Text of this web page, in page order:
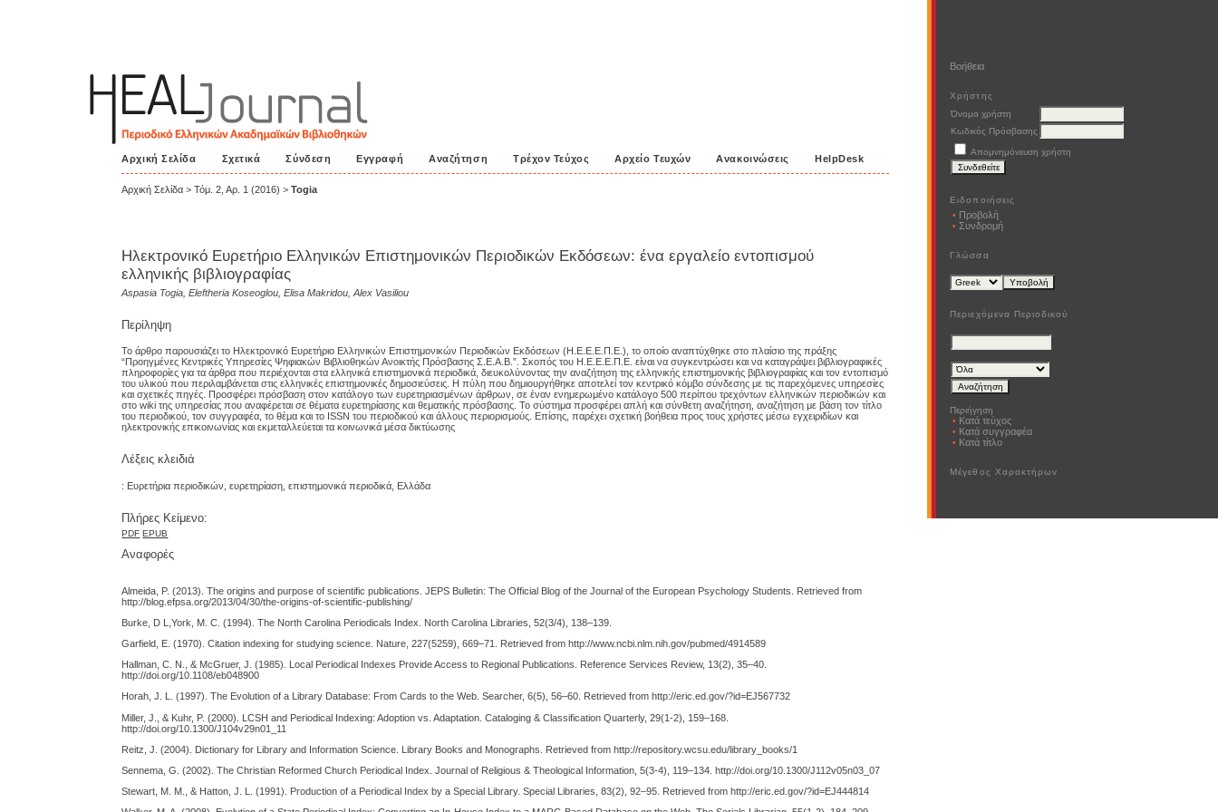
Βοήθεια
Χρήστης
Όνομα χρήστη
Κωδικός Πρόσβασης
Απομνημόνευση χρήστη
Ειδοποιήσεις
Προβολή
Συνδρομή
Γλώσσα
Περιεχόμενα Περιοδικού
Περιήγηση
Κατά τεύχος
Κατά συγγραφέα
Κατά τίτλο
Μέγεθος Χαρακτήρων
Αρχική Σελίδα Σχετικά Σύνδεση Εγγραφή Αναζήτηση Τρέχον Τεύχος Αρχείο Τευχών Ανακοινώσεις HelpDesk
Αρχική Σελίδα >Τόμ. 2, Αρ. 1 (2016) >Togia
Ηλεκτρονικό Ευρετήριο Ελληνικών Επιστημονικών Περιοδικών Εκδόσεων: ένα εργαλείο εντοπισμού
ελληνικής βιβλιογραφίας
Aspasia Togia, Eleftheria Koseoglou, Elisa Makridou, Alex Vasiliou
Περίληψη
Το άρθρο παρουσιάζει το Ηλεκτρονικό Ευρετήριο Ελληνικών Επιστημονικών Περιοδικών Εκδόσεων (Η.Ε.Ε.Ε.Π.Ε.), το οποίο αναπτύχθηκε στο πλαίσιο της πράξης
“Προηγμένες Κεντρικές Υπηρεσίες Ψηφιακών Βιβλιοθηκών Ανοικτής Πρόσβασης Σ.Ε.Α.Β.”. Σκοπός του Η.Ε.Ε.Ε.Π.Ε. είναι να συγκεντρώσει και να καταγράψει βιβλιογραφικές
πληροφορίες για τα άρθρα που περιέχονται στα ελληνικά επιστημονικά περιοδικά, διευκολύνοντας την αναζήτηση της ελληνικής επιστημονικής βιβλιογραφίας και τον εντοπισμό
του υλικού που περιλαμβάνεται στις ελληνικές επιστημονικές δημοσιεύσεις. Η πύλη που δημιουργήθηκε αποτελεί τον κεντρικό κόμβο σύνδεσης με τις παρεχόμενες υπηρεσίες
και σχετικές πηγές. Προσφέρει πρόσβαση στον κατάλογο των ευρετηριασμένων άρθρων, σε έναν ενημερωμένο κατάλογο 500 περίπου τρεχόντων ελληνικών περιοδικών και
στο wiki της υπηρεσίας που αναφέρεται σε θέματα ευρετηρίασης και θεματικής πρόσβασης. Το σύστημα προσφέρει απλή και σύνθετη αναζήτηση, αναζήτηση με βάση τον τίτλο
του περιοδικού, τον συγγραφέα, το θέμα και το ISSN του περιοδικού και άλλους περιορισμούς. Επίσης, παρέχει σχετική βοήθεια προς τους χρήστες μέσω εγχειριδίων και
ηλεκτρονικής επικοινωνίας και εκμεταλλεύεται τα κοινωνικά μέσα δικτύωσης
Λέξεις κλειδιά
: Ευρετήρια περιοδικών, ευρετηρίαση, επιστημονικά περιοδικά, Ελλάδα
Πλήρες Κείμενο:
PDF EPUB
Αναφορές
Almeida, P. (2013). The origins and purpose of scientific publications. JEPS Bulletin: The Official Blog of the Journal of the European Psychology Students. Retrieved from
http://blog.efpsa.org/2013/04/30/the-origins-of-scientific-publishing/
Burke, D L,York, M. C. (1994). The North Carolina Periodicals Index. North Carolina Libraries, 52(3/4), 138–139.
Garfield, E. (1970). Citation indexing for studying science. Nature, 227(5259), 669–71. Retrieved from http://www.ncbi.nlm.nih.gov/pubmed/4914589
Hallman, C. N., & McGruer, J. (1985). Local Periodical Indexes Provide Access to Regional Publications. Reference Services Review, 13(2), 35–40.
http://doi.org/10.1108/eb048900
Horah, J. L. (1997). The Evolution of a Library Database: From Cards to the Web. Searcher, 6(5), 56–60. Retrieved from http://eric.ed.gov/?id=EJ567732
Miller, J., & Kuhr, P. (2000). LCSH and Periodical Indexing: Adoption vs. Adaptation. Cataloging & Classification Quarterly, 29(1-2), 159–168.
http://doi.org/10.1300/J104v29n01_11
Reitz, J. (2004). Dictionary for Library and Information Science. Library Books and Monographs. Retrieved from http://repository.wcsu.edu/library_books/1
Sennema, G. (2002). The Christian Reformed Church Periodical Index. Journal of Religious & Theological Information, 5(3-4), 119–134. http://doi.org/10.1300/J112v05n03_07
Stewart, M. M., & Hatton, J. L. (1991). Production of a Periodical Index by a Special Library. Special Libraries, 83(2), 92–95. Retrieved from http://eric.ed.gov/?id=EJ444814